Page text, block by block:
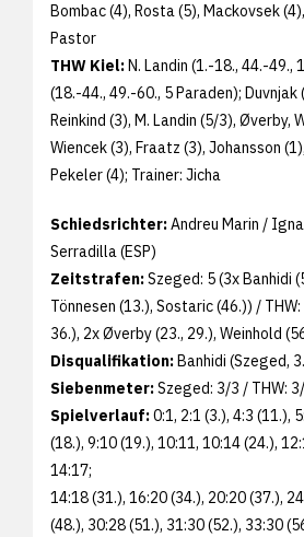
Bombac (4), Rosta (5), Mackovsek
Pastor
THW Kiel:N. Landin (1.-18., 44.-49.,
(18.-44., 49.-60., 5 Paraden); Duvnjak
Reinkind (3), M. Landin (5/3), Øverby,
Wiencek (3), Fraatz (3), Johansson
Pekeler (4); Trainer: Jicha
Schiedsrichter:Andreu Marin /
Serradilla (ESP)
Zeitstrafen:Szeged: 5 (3x Banhidi
Tönnesen (13.), Sostaric (46.)) / THW:
36.), 2x Øverby (23., 29.), Weinhold
Disqualifikation:Banhidi (Szeged,
Siebenmeter:Szeged: 3/3 / THW:
Spielverlauf:0:1, 2:1 (3.), 4:3 (11.),
(18.), 9:10 (19.), 10:11, 10:14 (24.),
14:17;
14:18 (31.), 16:20 (34.), 20:20 (37.),
(48.), 30:28 (51.), 31:30 (52.), 33:30